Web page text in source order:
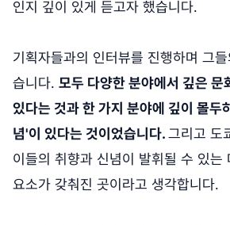
인지 깊이 있게 듣고자 했습니다.
기획자들과의 인터뷰를 진행하며 그
습니다. 모두 다양한 분야에서 깊은 문
있다는 것과 한 가지 분야에 깊이 몰두
념'이 있다는 것이었습니다.그리고 도
이들의 취향과 신념이 발휘될 수 있는
요소가 갖춰진 곳이라고 생각합니다.